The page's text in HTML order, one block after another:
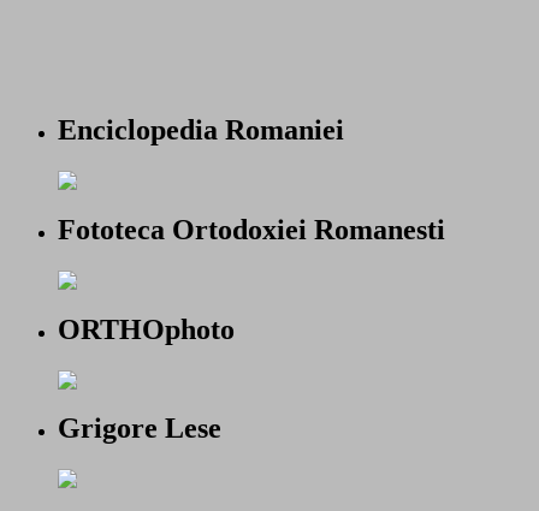
Enciclopedia Romaniei
Fototeca Ortodoxiei Romanesti
ORTHOphoto
Grigore Lese